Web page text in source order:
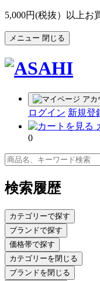
5,000円(税抜）以上お
メニュー 閉じる
アカ
ログイン 新規登
0
検索履歴
カテゴリーで探す
ブランドで探す
価格帯で探す
カテゴリーを閉じる
ブランドを閉じる